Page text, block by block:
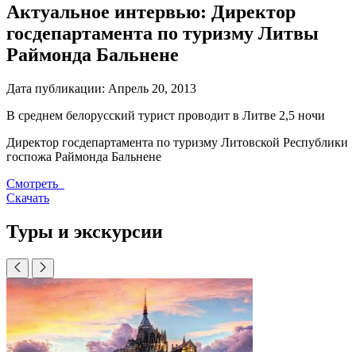
Актуальное интервью: Директор
госдепартамента по туризму Литвы
Раймонда Бальнене
Дата публикации: Апрель 20, 2013
В среднем белорусский турист проводит в Литве 2,5 ночи
Директор госдепартамента по туризму Литовской Республики
госпожа Раймонда Бальнене
Смотреть
Скачать
Туры и экскурсии